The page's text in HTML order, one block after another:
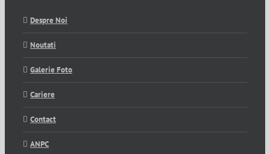
Despre Noi
Noutati
Galerie Foto
Cariere
Contact
ANPC